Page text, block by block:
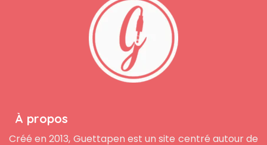
À propos
Créé en 2013, Guettapen est un site centré autour de